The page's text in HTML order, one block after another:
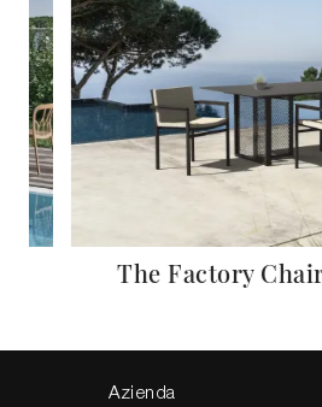
The Factory
Azienda